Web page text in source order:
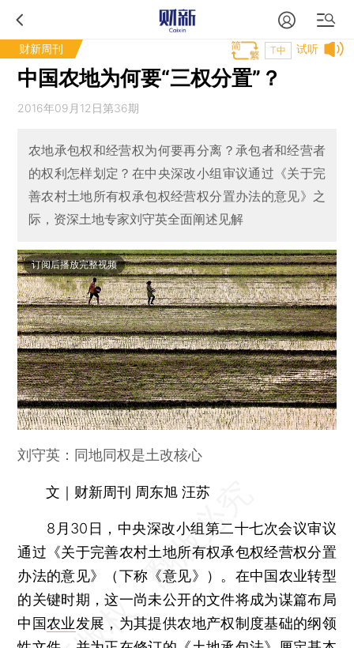
财新周刊 试听
T中
中国农地为何要“三权分置”？
2016年09月12日第36期
农地承包权和经营权为何要再分离？承包者和经营者
的权利怎样划定？在中央深改小组审议通过《关于完
善农村土地所有权承包权经营权分置办法的意见》之
际，资深土地专家刘守英全面阐述见解
订阅后播放完整视频
刘守英：同地同权是土改核心
文｜财新周刊 周东旭 汪苏
8月30日，中央深改小组第二十七次会议审议
通过《关于完善农村土地所有权承包权经营权分置
办法的意见》（下称《意见》）。在中国农业转型
的关键时期，这一尚未公开的文件将成为谋篇布局
中国农业发展，为其提供农地产权制度基础的纲领